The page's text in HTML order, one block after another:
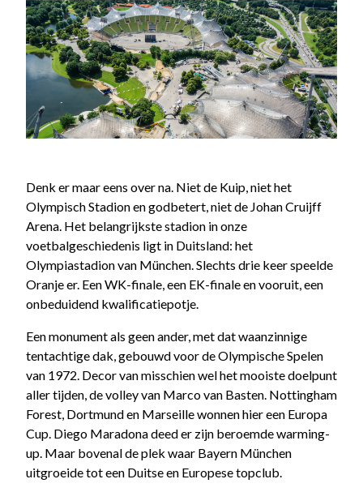
Denk er maar eens over na. Niet de Kuip, niet het
Olympisch Stadion en godbetert, niet de Johan Cruijff
Arena. Het belangrijkste stadion in onze
voetbalgeschiedenis ligt in Duitsland: het
Olympiastadion van München. Slechts drie keer speelde
Oranje er. Een WK-finale, een EK-finale en vooruit, een
onbeduidend kwalificatiepotje.
Een monument als geen ander, met dat waanzinnige
tentachtige dak, gebouwd voor de Olympische Spelen
van 1972. Decor van misschien wel het mooiste doelpunt
aller tijden, de volley van Marco van Basten. Nottingham
Forest, Dortmund en Marseille wonnen hier een Europa
Cup. Diego Maradona deed er zijn beroemde warming-
up. Maar bovenal de plek waar Bayern München
uitgroeide tot een Duitse en Europese topclub.